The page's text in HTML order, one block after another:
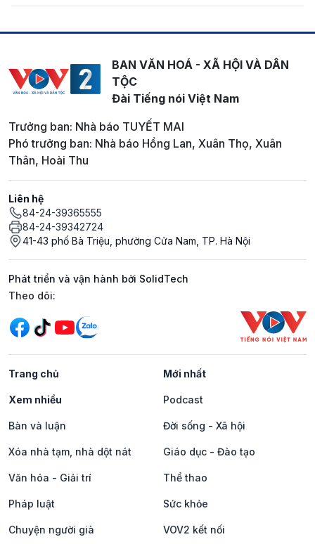
BAN VĂN HOÁ - XÃ HỘI VÀ DÂN
TỘC
Đài Tiếng nói Việt Nam
Trưởng ban: Nhà báo TUYẾT MAI
Phó trưởng ban: Nhà báo Hồng Lan, Xuân Thọ, Xuân
Thân, Hoài Thu
Liên hệ
84-24-39365555
84-24-39342724
41-43 phố Bà Triệu, phường Cửa Nam, TP. Hà Nội
Phát triển và vận hành bởi SolidTech
Mạng xã hội
Theo dõi:
Trang chủ Mới nhất
Xem nhiều Podcast
Bàn và luận Đời sống - Xã hội
Xóa nhà tạm, nhà dột nát Giáo dục - Đào tạo
Văn hóa - Giải trí Thể thao
Pháp luật Sức khỏe
Chuyện người già VOV2 kết nối